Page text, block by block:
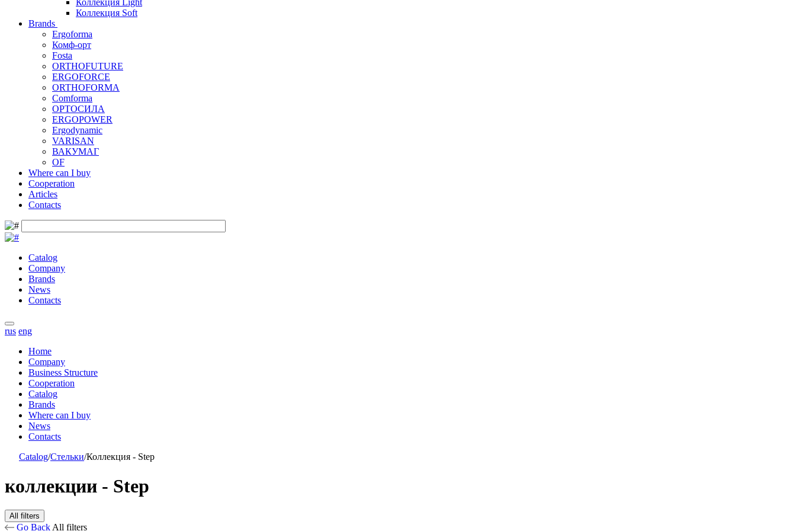
Коллекция Light
Коллекция Soft
Brands
Ergoforma
Комф-орт
Fosta
ORTHOFUTURE
ERGOFORCE
ORTHOFORMA
Comforma
ОРТОСИЛА
ERGOPOWER
Ergodynamic
VARISAN
ВАКУМАГ
OF
Where can I buy
Cooperation
Articles
Contacts
Catalog
Company
Brands
News
Contacts
rus eng
Home
Company
Business Structure
Cooperation
Catalog
Brands
Where can I buy
News
Contacts
Catalog/Стельки/Коллекция - Step
коллекции - Step
All filters
Go Back All filters